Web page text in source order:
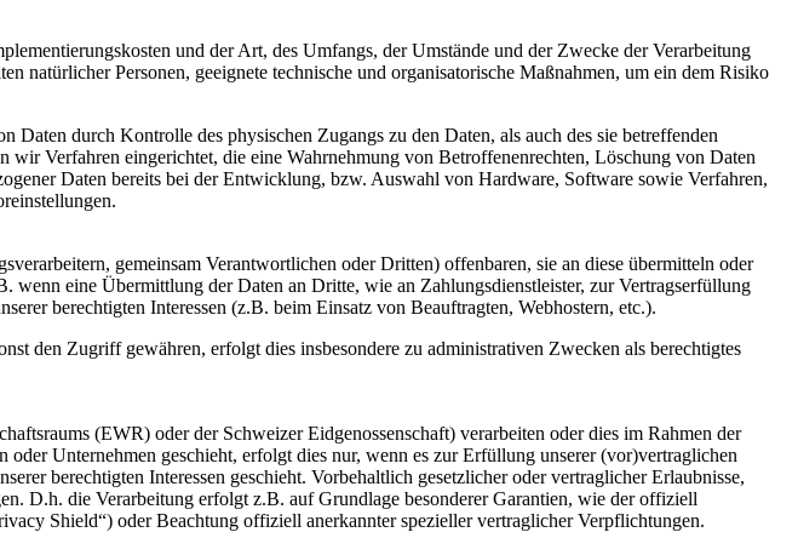
und der Art, des Umfangs, der Umstände und der Zwecke der Verarbeitung
natürlicher Personen, geeignete technische und organisatorische Maßnahmen, um ein dem Risiko
durch Kontrolle des physischen Zugangs zu den Daten, als auch des sie betreffenden
Verfahren eingerichtet, die eine Wahrnehmung von Betroffenenrechten, Löschung von Daten
Daten bereits bei der Entwicklung, bzw. Auswahl von Hardware, Software sowie Verfahren,
gemeinsam Verantwortlichen oder Dritten) offenbaren, sie an diese übermitteln oder
eine Übermittlung der Daten an Dritte, wie an Zahlungsdienstleister, zur Vertragserfüllung
berechtigten Interessen (z.B. beim Einsatz von Beauftragten, Webhostern, etc.).
den Zugriff gewähren, erfolgt dies insbesondere zu administrativen Zwecken als berechtigtes
(EWR) oder der Schweizer Eidgenossenschaft) verarbeiten oder dies im Rahmen der
Unternehmen geschieht, erfolgt dies nur, wenn es zur Erfüllung unserer (vor)vertraglichen
berechtigten Interessen geschieht. Vorbehaltlich gesetzlicher oder vertraglicher Erlaubnisse,
D.h. die Verarbeitung erfolgt z.B. auf Grundlage besonderer Garantien, wie der offiziell
Shield“) oder Beachtung offiziell anerkannter spezieller vertraglicher Verpflichtungen.